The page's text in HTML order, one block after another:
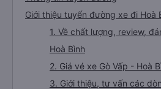
Giới thiệu tuyến đường xe đi Hoà
1. Về chất lượng, review,
Hoà Bình
2. Giá vé xe Gò Vấp - Hoà
3. Giới thiệu, tư vấn các